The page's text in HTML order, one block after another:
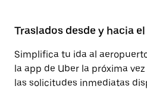
Traslados desde y hacia
Simplifica tu ida al
la app de Uber la próxima
las solicitudes inmediatas